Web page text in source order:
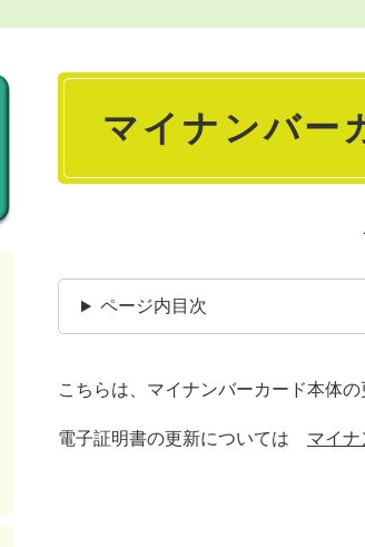
本
マイナンバー
ページ内目次
こちらは、マイナンバーカード本体の
電子証明書の更新については マイ